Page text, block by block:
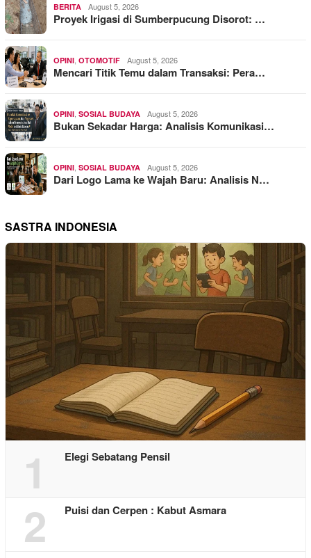
BERITA August 5, 2026
Proyek Irigasi di Sumberpucung Disorot: …
OPINI, OTOMOTIF August 5, 2026
Mencari Titik Temu dalam Transaksi: Pera…
OPINI, SOSIAL BUDAYA August 5, 2026
Bukan Sekadar Harga: Analisis Komunikasi…
OPINI, SOSIAL BUDAYA August 5, 2026
Dari Logo Lama ke Wajah Baru: Analisis N…
SASTRA INDONESIA
1 Elegi Sebatang Pensil
2 Puisi dan Cerpen : Kabut Asmara